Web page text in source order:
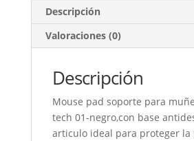
negro
cantidad
Descripción
Valoraciones (0)
Descripción
Mouse pad soporte para
tech 01-negro,con base
articulo ideal para proteger la